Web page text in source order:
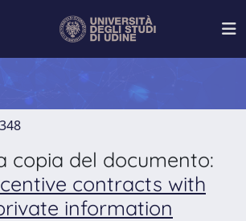
copia del documento:
contracts with
information